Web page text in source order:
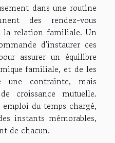
dans une routine
des rendez-vous
la relation familiale. Un
d'instaurer ces
assurer un équilibre
familiale, et de les
une contrainte, mais
croissance mutuelle.
du temps chargé,
instants mémorables,
de chacun.